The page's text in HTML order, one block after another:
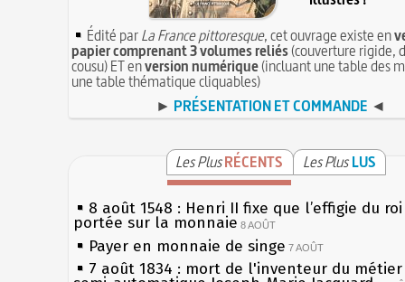
Édité parLa France pittoresque, cet ouvrage existe en
papier comprenant 3 volumes reliés(couverture rigide,
cousu) ET enversion numérique(incluant une table des
une table thématique cliquables)
► PRÉSENTATION ET COMMANDE ◄
Les PlusRÉCENTS Les Plus LUS
8 août 1548 : Henri II fixe que l’effigie du
portée sur la monnaie 8 AOÛT
Payer en monnaie de singe 7 AOÛT
7 août 1834 : mort de l'inventeur du